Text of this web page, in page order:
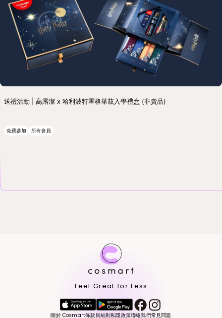
送禮活動 | 高露潔 x 哈利波特霍格華茲入學禮盒 (非賣品)
免費參加 所有會員
Feel Great for Less
關於 Cosmart條款與細則私隱政策聯絡我們常見問題